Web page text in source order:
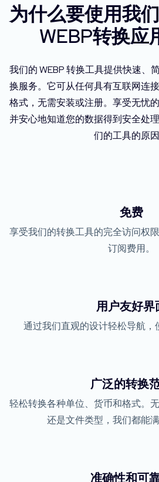
为什么要使用我
WEBP转换应
我们的 WEBP 转换工具提供快速、
换服务。它可从任何具有互联网连
格式，无需安装或注册。享受无忧
并安心地知道您的数据得到安全处
们的工具的原因
免费
享受我们的转换工具的完全访问权
订阅费用。
用户友好界
通过我们直观的设计轻松导航，
广泛的转换
轻松转换各种单位、货币和格式。
还是文件类型，我们都能满
准确性和可